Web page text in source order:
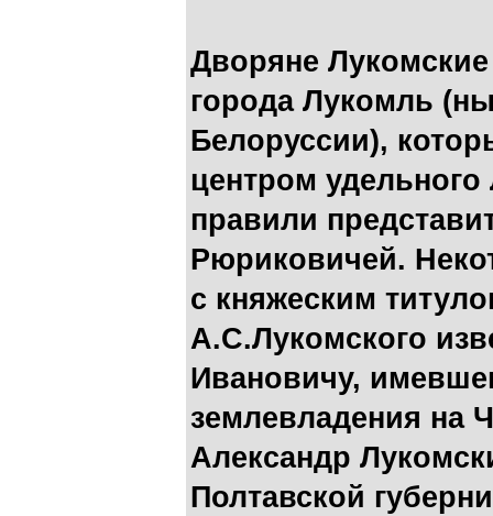
Дворяне
города Лукомль
Белоруссии),
центром удельного
правили
Рюриковичей.
с княжеским
А.С.Лукомского
Ивановичу,
землевладения на
Александр
Полтавской